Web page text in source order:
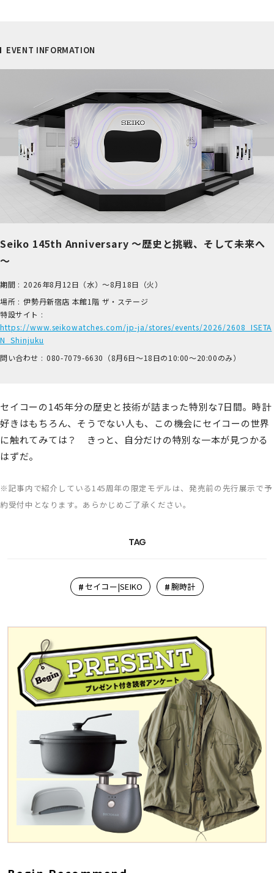
EVENT INFORMATION
Seiko 145th Anniversary ～歴史と挑戦、そして未来へ
～
期間 : 2026年8月12日（水）～8月18日（火）
場所 : 伊​勢丹新宿店 本​館1階 ザ​・ステージ
特設サイト :
https://www.seikowatches.com/jp-ja/stores/events/2026/2608_ISETA
N_Shinjuku
問い合わせ : 0​80-7​079-6​630（8月6日～18日の1​0:00～2​0:00のみ）
セイコーの145年分の歴史と技術が詰まった特別な7日間。時計
好きはもちろん、そうでない人も、この機会にセイコーの世界
に触れてみては？ きっと、自分だけの特別な一本が見つかる
はずだ。
※記事内で紹介している145周年の限定モデルは、発売前の先行展示で予
約受付中となります。あらかじめご了承ください。
TAG
# セイコー|SEIKO #腕時計